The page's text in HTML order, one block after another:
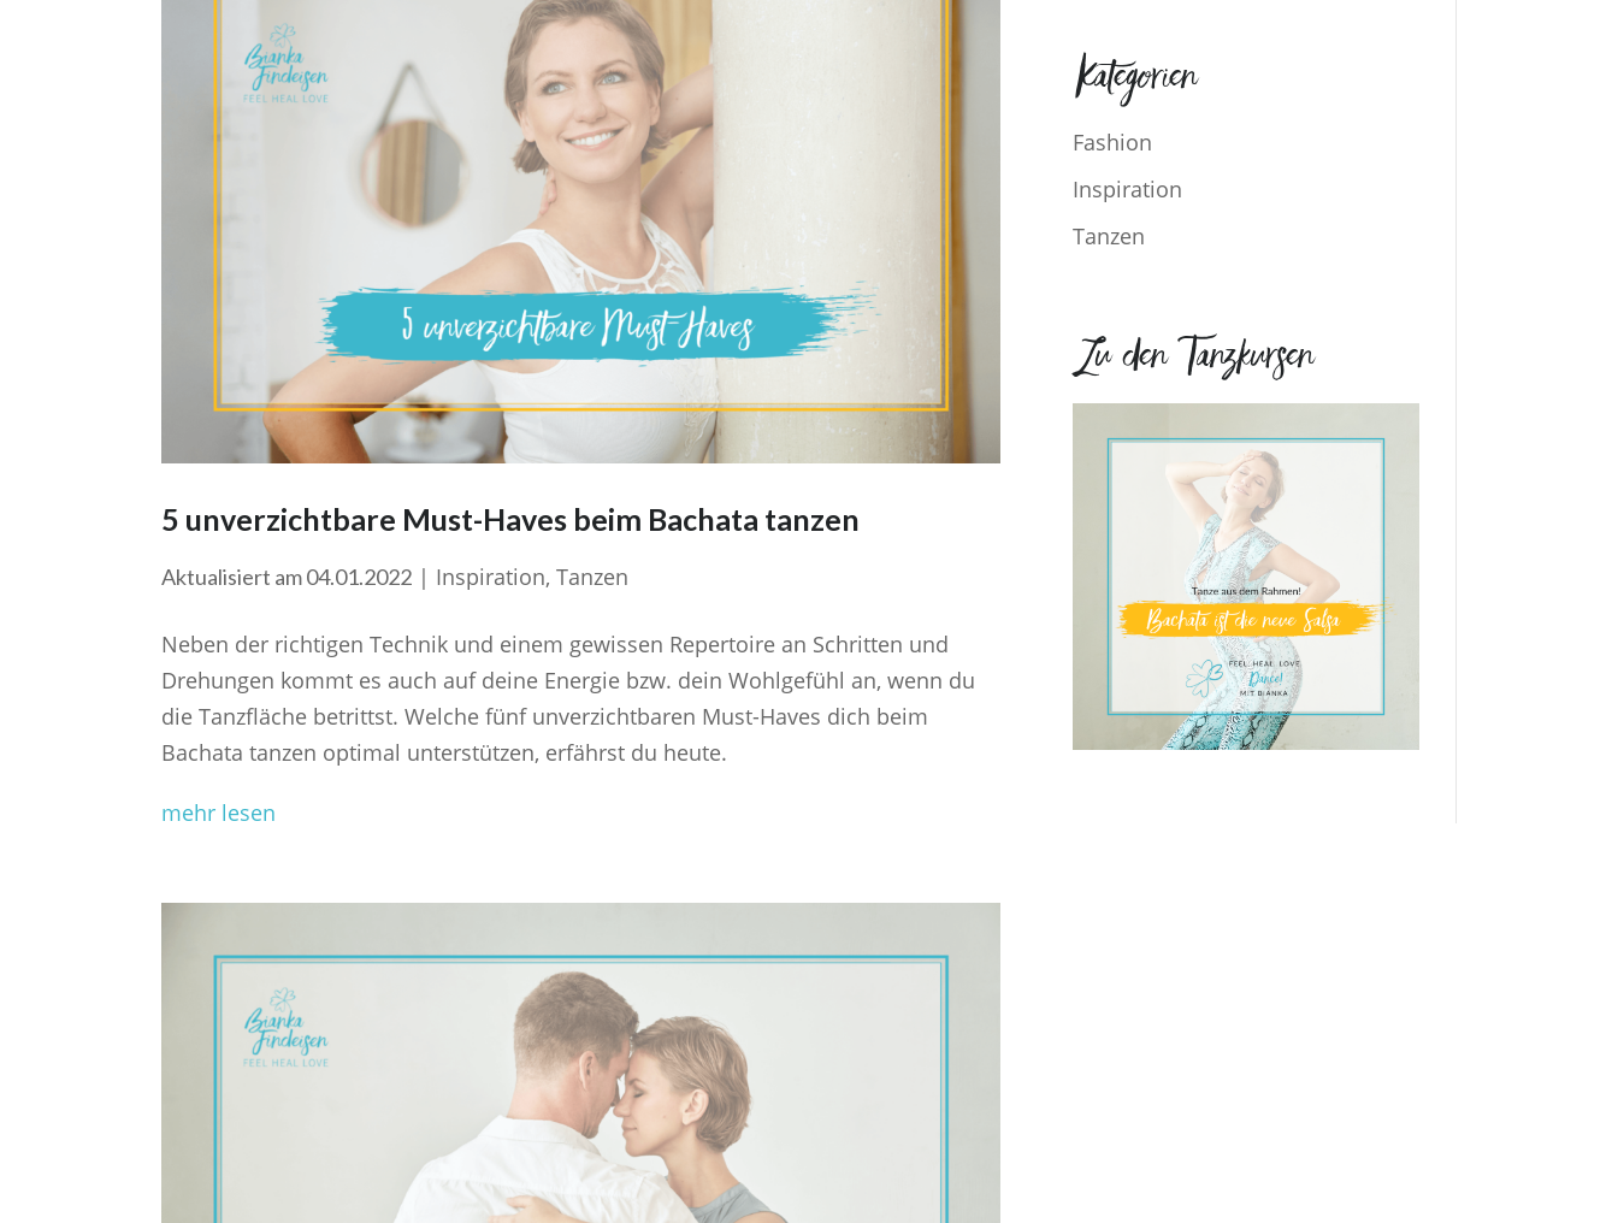
5 unverzichtbare Must-Haves beim Bachata tanzen
Aktualisiert am 04.01.2022 | Inspiration,Tanzen
Neben der richtigen Technik und einem gewissen Repertoire an Schritten und
Drehungen kommt es auch auf deine Energie bzw. dein Wohlgefühl an, wenn du
die Tanzfläche betrittst. Welche fünf unverzichtbaren Must-Haves dich beim
Bachata tanzen optimal unterstützen, erfährst du heute.
mehr lesen
Kategorien
Fashion
Inspiration
Tanzen
Zu den Tanzkursen